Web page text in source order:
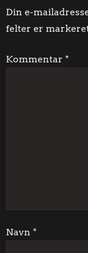
l
g
i
g
Din e-
felter er
Kommentar *
Navn *